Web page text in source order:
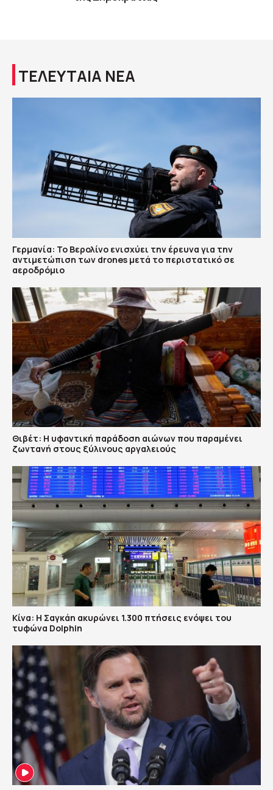
ΤΕΛΕΥΤΑΙΑ ΝΕΑ
Γερμανία: Το Βερολίνο ενισχύει την έρευνα για την
αντιμετώπιση των drones μετά το περιστατικό σε
αεροδρόμιο
Θιβέτ: Η υφαντική παράδοση αιώνων που παραμένει
ζωντανή στους ξύλινους αργαλειούς
Κίνα: Η Σαγκάη ακυρώνει 1.300 πτήσεις ενόψει του
τυφώνα Dolphin